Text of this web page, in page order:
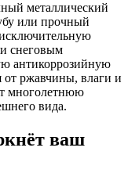
металлический
или прочный
снеговым
антикоррозийную
от ржавчины, влаги и
многолетнюю
вида.
ваш